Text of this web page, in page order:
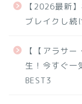
【2026最新
ブレイクし続
【【アラサ
生！今すぐ一
BEST3